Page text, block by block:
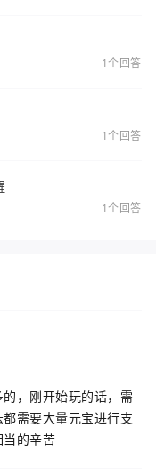
1个回答
1个回答
1个回答
，刚开始玩的话，需
需要大量元宝进行支
的辛苦